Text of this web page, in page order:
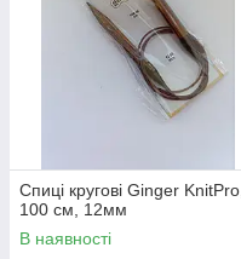
Спиці кругові Ginger KnitPro,
100 см, 12мм
В наявності